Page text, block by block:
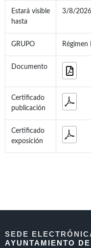
Estará visible
hasta
3/8/2026
GRUPO Régimen
Documento
Certificado
publicación
Certificado
exposición
SEDE
AYUNTAMIENTO